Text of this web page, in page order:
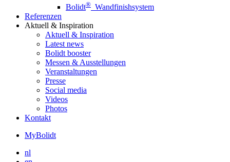
Bolidt® Wandfinishsystem
Referenzen
Aktuell & Inspiration
Aktuell & Inspiration
Latest news
Bolidt booster
Messen & Ausstellungen
Veranstaltungen
Presse
Social media
Videos
Photos
Kontakt
MyBolidt
nl